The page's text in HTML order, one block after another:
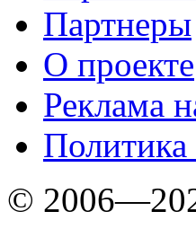
Партнеры
O проекте
Реклама
©